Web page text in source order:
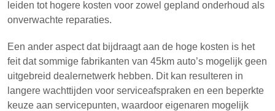
leiden tot hogere kosten voor zowel gepland onderhoud als
onverwachte reparaties.
Een ander aspect dat bijdraagt aan de hoge kosten is het
feit dat sommige fabrikanten van 45km auto’s mogelijk geen
uitgebreid dealernetwerk hebben. Dit kan resulteren in
langere wachttijden voor serviceafspraken en een beperkte
keuze aan servicepunten, waardoor eigenaren mogelijk